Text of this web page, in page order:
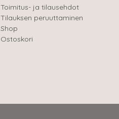
Toimitus- ja tilausehdot
Tilauksen peruuttaminen
Shop
Ostoskori